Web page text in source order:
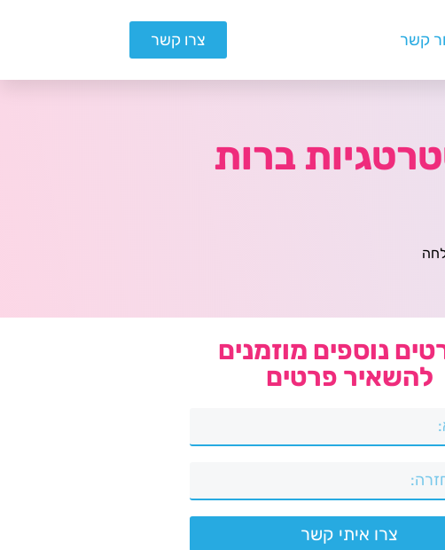
קשר צרו קשר
ברות
נוספים מוזמנים
להשאיר פרטים
צרו איתי קשר